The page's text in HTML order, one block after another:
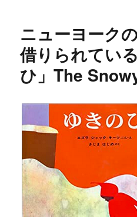
ニューヨーク
借りられてい
ひ」The